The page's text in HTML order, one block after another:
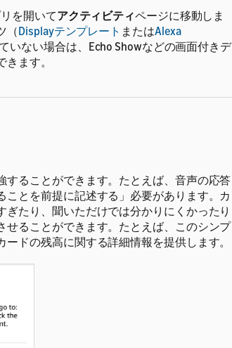
を開いてアクティビティページに移動しま
（Displayテンプレート またはAlexa
いない場合は、Echo Showなどの画面付きデ
ます。
することができます。たとえば、音声の応答
ことを前提に記述する」必要があります。カ
たり、聞いただけでは分かりにくかったり
せることができます。たとえば、このシンプ
ドの残高に関する詳細情報を提供します。